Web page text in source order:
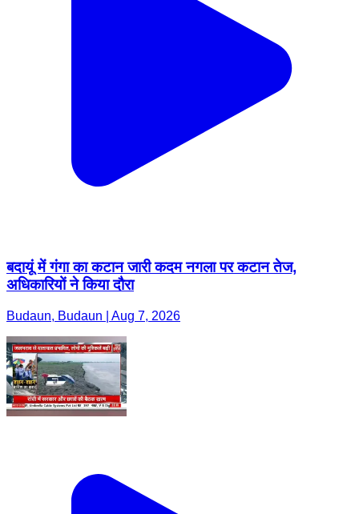
बदायूं में गंगा का कटान जारी कदम नगला पर कटान तेज,
अधिकारियों ने किया दौरा
Budaun, Budaun | Aug 7, 2026